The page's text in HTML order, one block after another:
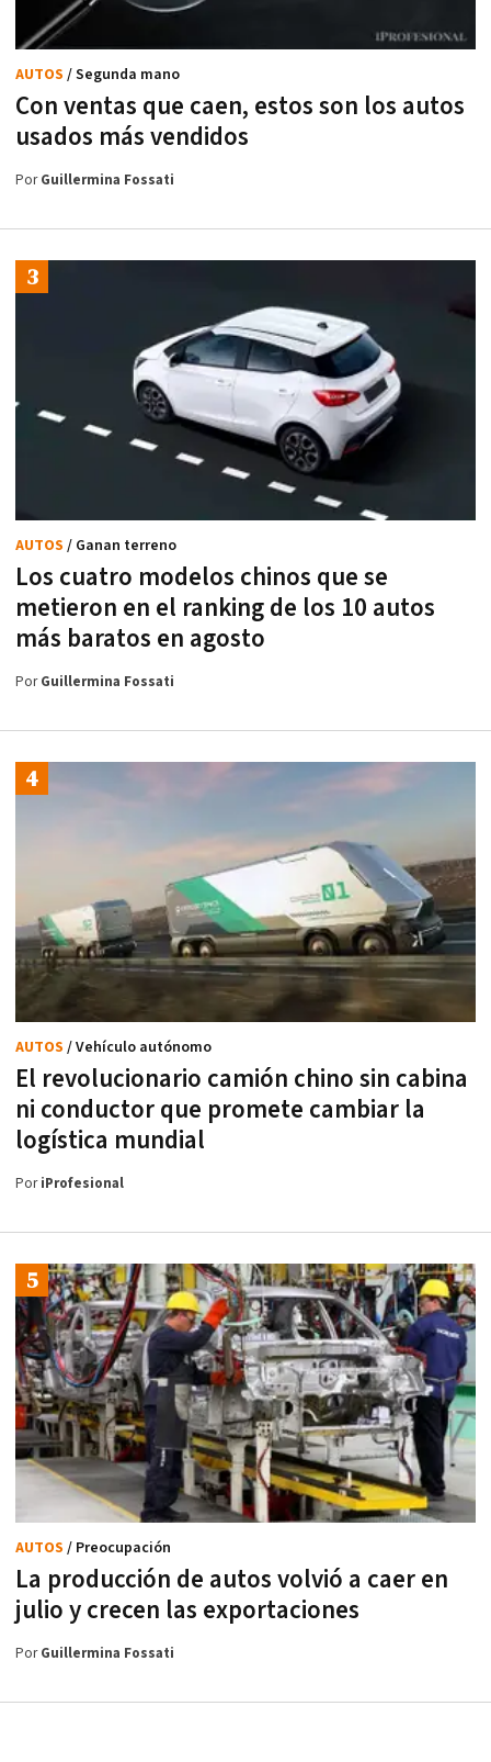
Con ventas que caen, estos son los autos
usados más vendidos
AUTOS / Segunda mano
PorGuillermina Fossati
Los cuatro modelos chinos que se
metieron en el ranking de los 10 autos
más baratos en agosto
AUTOS / Ganan terreno
PorGuillermina Fossati
El revolucionario camión chino sin cabina
ni conductor que promete cambiar la
logística mundial
AUTOS / Vehículo autónomo
PoriProfesional
La producción de autos volvió a caer en
julio y crecen las exportaciones
AUTOS / Preocupación
PorGuillermina Fossati